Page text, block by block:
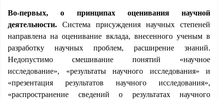
Во-первых, о принципах оценивания научной
деятельности. Система присуждения научных степеней
направлена на оценивание вклада, внесенного ученым в
разработку научных проблем, расширение знаний.
Недопустимо смешивание понятий «научное
исследование», «результаты научного исследования» и
«презентация результатов научного исследования»,
«распространение сведений о результатах научного